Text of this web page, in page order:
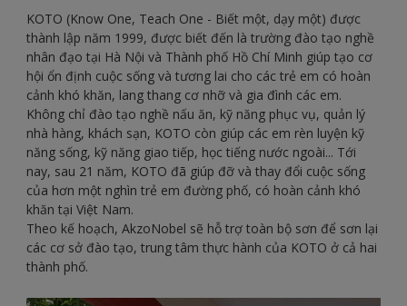
KOTO (Know One, Teach One - Biết một, dạy một) được
thành lập năm 1999, được biết đến là trường đào tạo nghề
nhân đạo tại Hà Nội và Thành phố Hồ Chí Minh giúp tạo cơ
hội ổn định cuộc sống và tương lai cho các trẻ em có hoàn
cảnh khó khăn, lang thang cơ nhỡ và gia đình các em.
Không chỉ đào tạo nghề nấu ăn, kỹ năng phục vụ, quản lý
nhà hàng, khách sạn, KOTO còn giúp các em rèn luyện kỹ
năng sống, kỹ năng giao tiếp, học tiếng nước ngoài... Tới
nay, sau 21 năm, KOTO đã giúp đỡ và thay đổi cuộc sống
của hơn một nghìn trẻ em đường phố, có hoàn cảnh khó
khăn tại Việt Nam.
Theo kế hoạch, AkzoNobel sẽ hỗ trợ toàn bộ sơn để sơn lại
các cơ sở đào tạo, trung tâm thực hành của KOTO ở cả hai
thành phố.